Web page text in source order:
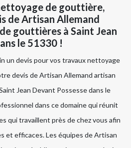
de gouttière,
de Artisan Allemand
gouttières à Saint Jean
le 51330 !
un devis pour vos travaux nettoyage
devis de Artisan Allemand artisan
Jean Devant Possesse dans le
dans ce domaine qui réunit
qui travaillent près de chez vous afin
et efficaces. Les équipes de Artisan